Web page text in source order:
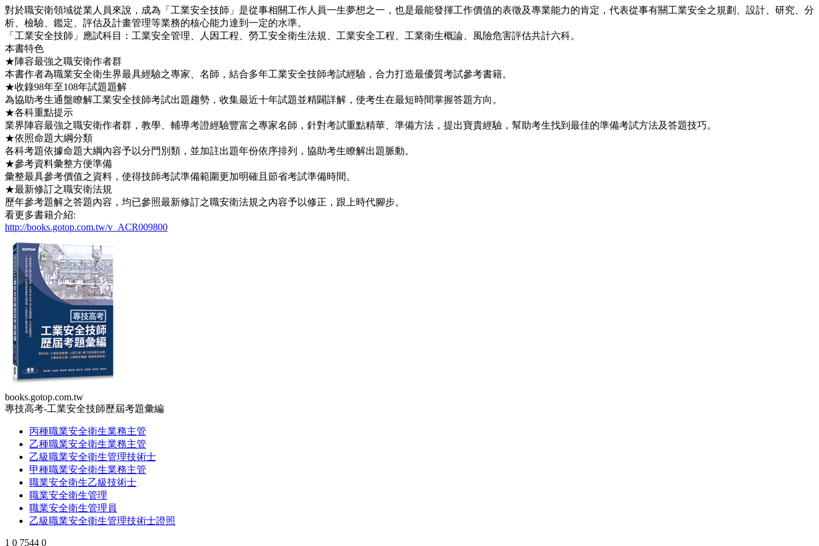
對於職安衛領域從業人員來說，成為「工業安全技師」是從事相關工作人員一生夢想之一，也是最能發揮工作價值的表徵及專業能力的肯定，代表從事有關工業安全之規劃、設計、研究、分
析、檢驗、鑑定、評估及計畫管理等業務的核心能力達到一定的水準。
「工業安全技師」應試科目：工業安全管理、人因工程、勞工安全衛生法規、工業安全工程、工業衛生概論、風險危害評估共計六科。
本書特色
★陣容最強之職安衛作者群
本書作者為職業安全衛生界最具經驗之專家、名師，結合多年工業安全技師考試經驗，合力打造最優質考試參考書籍。
★收錄98年至108年試題題解
為協助考生通盤瞭解工業安全技師考試出題趨勢，收集最近十年試題並精闢詳解，使考生在最短時間掌握答題方向。
★各科重點提示
業界陣容最強之職安衛作者群，教學、輔導考證經驗豐富之專家名師，針對考試重點精華、準備方法，提出寶貴經驗，幫助考生找到最佳的準備考試方法及答題技巧。
★依照命題大綱分類
各科考題依據命題大綱內容予以分門別類，並加註出題年份依序排列，協助考生瞭解出題脈動。
★參考資料彙整方便準備
彙整最具參考價值之資料，使得技師考試準備範圍更加明確且節省考試準備時間。
★最新修訂之職安衛法規
歷年參考題解之答題內容，均已參照最新修訂之職安衛法規之內容予以修正，跟上時代腳步。
看更多書籍介紹:
http://books.gotop.com.tw/v_ACR009800
books.gotop.com.tw
專技高考-工業安全技師歷屆考題彙編
丙種職業安全衛生業務主管
乙種職業安全衛生業務主管
乙級職業安全衛生管理技術士
甲種職業安全衛生業務主管
職業安全衛生乙級技術士
職業安全衛生管理
職業安全衛生管理員
乙級職業安全衛生管理技術士證照
1 0 7544 0